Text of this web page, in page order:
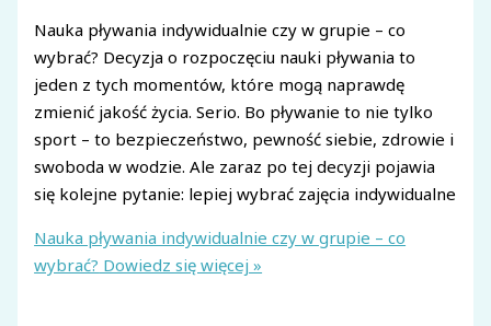
Nauka pływania indywidualnie czy w grupie – co
wybrać? Decyzja o rozpoczęciu nauki pływania to
jeden z tych momentów, które mogą naprawdę
zmienić jakość życia. Serio. Bo pływanie to nie tylko
sport – to bezpieczeństwo, pewność siebie, zdrowie i
swoboda w wodzie. Ale zaraz po tej decyzji pojawia
się kolejne pytanie: lepiej wybrać zajęcia indywidualne
Nauka pływania indywidualnie czy w grupie – co
wybrać? Dowiedz się więcej »